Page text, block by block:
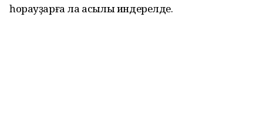
һорауҙарға ла асыҡлыҡ индерелде.